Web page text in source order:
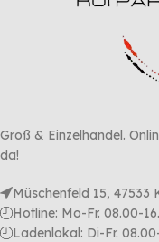
Groß & Einzelhandel.
da!
Müschenfeld 15, 47533
Hotline: Mo-Fr. 08.00-
Ladenlokal: Di-Fr.